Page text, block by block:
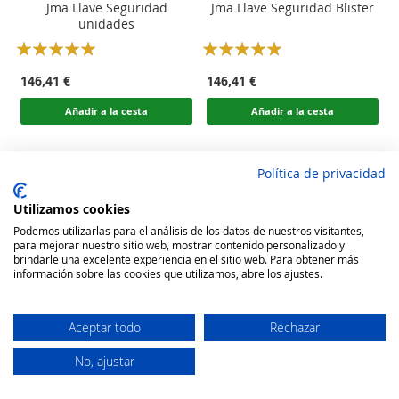
Jma Llave Seguridad
unidades
Rating:
146,41 €
Añadir a la cesta
Jma Llave Seguridad Blister
Rating:
146,41 €
Añadir a la cesta
Política de privacidad
Utilizamos cookies
Podemos utilizarlas para el análisis de los datos de nuestros visitantes,
para mejorar nuestro sitio web, mostrar contenido personalizado y
brindarle una excelente experiencia en el sitio web. Para obtener más
información sobre las cookies que utilizamos, abre los ajustes.
Aceptar todo Rechazar
No, ajustar